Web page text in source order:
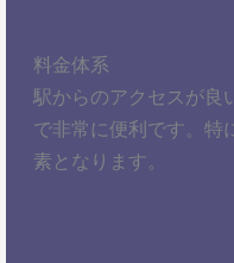
料金体系
駅からのアクセスが良
で非常に便利です。特
素となります。